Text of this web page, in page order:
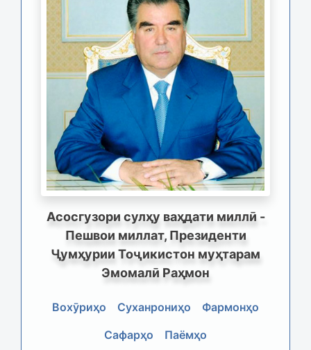
Асосгузори сулҳу ваҳдати миллӣ -
Пешвои миллат, Президенти
Ҷумҳурии Тоҷикистон муҳтарам
Эмомалӣ Раҳмон
Вохӯриҳо Суханрониҳо
Фармонҳо
Сафарҳо
Паёмҳо